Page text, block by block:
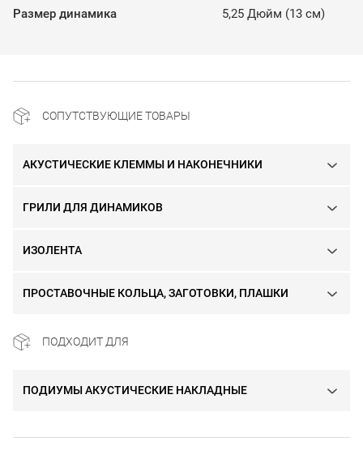
Размер динамика 5,25 Дюйм (13 см)
СОПУТСТВУЮЩИЕ ТОВАРЫ
АКУСТИЧЕСКИЕ КЛЕММЫ И НАКОНЕЧНИКИ
ГРИЛИ ДЛЯ ДИНАМИКОВ
ИЗОЛЕНТА
ПРОСТАВОЧНЫЕ КОЛЬЦА, ЗАГОТОВКИ, ПЛАШКИ
ПОДХОДИТ ДЛЯ
ПОДИУМЫ АКУСТИЧЕСКИЕ НАКЛАДНЫЕ